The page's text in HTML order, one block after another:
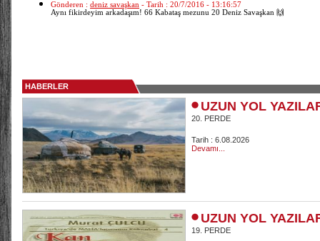
Gönderen : deniz savaşkan - Tarih : 20/7/2016 - 13:16:57
Aynı fikirdeyim arkadaşım! 66 Kabataş mezunu 20 Deniz Savaşkan 🙌
HABERLER
UZUN YOL
20. PERDE
Tarih : 6.08.2026
Devamı...
UZUN YOL
19. PERDE